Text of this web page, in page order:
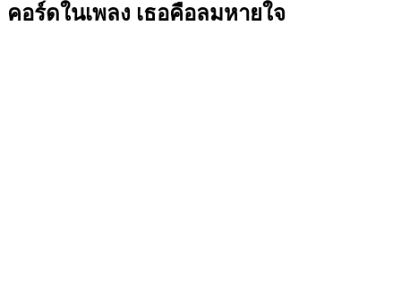
คอร์ดในเพลง เธอคือลมหายใจ